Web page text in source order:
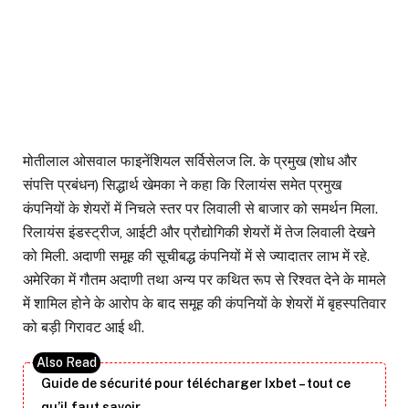
मोतीलाल ओसवाल फाइनेंशियल सर्विसेलज लि. के प्रमुख (शोध और
संपत्ति प्रबंधन) सिद्धार्थ खेमका ने कहा कि रिलायंस समेत प्रमुख
कंपनियों के शेयरों में निचले स्तर पर लिवाली से बाजार को समर्थन मिला.
रिलायंस इंडस्ट्रीज, आईटी और प्रौद्योगिकी शेयरों में तेज लिवाली देखने
को मिली. अदाणी समूह की सूचीबद्ध कंपनियों में से ज्यादातर लाभ में रहे.
अमेरिका में गौतम अदाणी तथा अन्य पर कथित रूप से रिश्वत देने के मामले
में शामिल होने के आरोप के बाद समूह की कंपनियों के शेयरों में बृहस्पतिवार
को बड़ी गिरावट आई थी.
Guide de sécurité pour télécharger Ixbet – tout ce